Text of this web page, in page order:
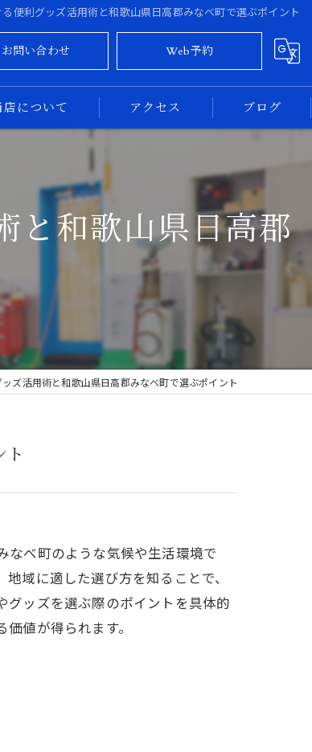
便利グッズ活用術と和歌山県日高郡みなべ町で選ぶポイント
お問い合わせ Web予約
店について
カーコーティング
アクセス ブログ
と和歌山県日高郡
ズ活用術と和歌山県日高郡みなべ町で選ぶポイント
なべ町のような気候や生活環境で
域に適した選び方を知ることで、
グッズを選ぶ際のポイントを具体的
値が得られます。